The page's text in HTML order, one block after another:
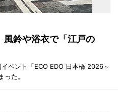
鈴や浴衣で「江戸の
ベント「ECO EDO 日本橋 2026～
た。